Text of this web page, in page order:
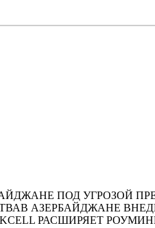
ПОД УГРОЗОЙ
АЗЕРБАЙДЖАНЕ
РАСШИРЯЕТ